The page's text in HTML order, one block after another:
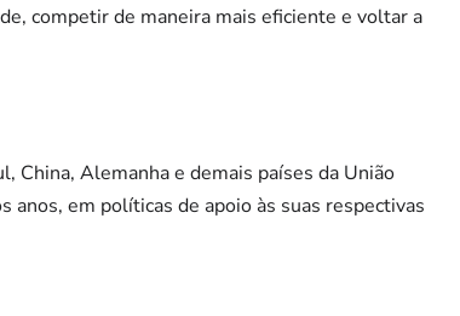
competir de maneira mais eficiente e voltar a
China, Alemanha e demais países da União
em políticas de apoio às suas respectivas